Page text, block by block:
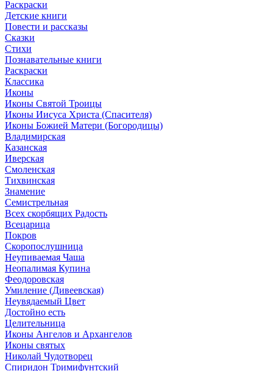
Раскраски
Детские книги
Повести и рассказы
Сказки
Стихи
Познавательные книги
Раскраски
Классика
Иконы
Иконы Святой Троицы
Иконы Иисуса Христа (Спасителя)
Иконы Божией Матери (Богородицы)
Владимирская
Казанская
Иверская
Смоленская
Тихвинская
Знамение
Семистрельная
Всех скорбящих Радость
Всецарица
Покров
Скоропослушница
Неупиваемая Чаша
Неопалимая Купина
Феодоровская
Умиление (Дивеевская)
Неувядаемый Цвет
Достойно есть
Целительница
Иконы Ангелов и Архангелов
Иконы святых
Николай Чудотворец
Спиридон Тримифунтский